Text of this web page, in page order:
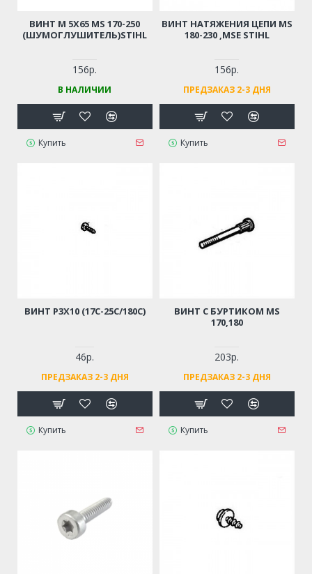
ВИНТ М 5Х65 MS 170-250
(ШУМОГЛУШИТЕЛЬ)STIHL
156р.
В НАЛИЧИИ
Купить
ВИНТ НАТЯЖЕНИЯ ЦЕПИ MS
180-230 ,MSE STIHL
156р.
ПРЕДЗАКАЗ 2-3 ДНЯ
Купить
ВИНТ Р3Х10 (17С-25С/180С)
46р.
ПРЕДЗАКАЗ 2-3 ДНЯ
Купить
ВИНТ С БУРТИКОМ MS
170,180
203р.
ПРЕДЗАКАЗ 2-3 ДНЯ
Купить